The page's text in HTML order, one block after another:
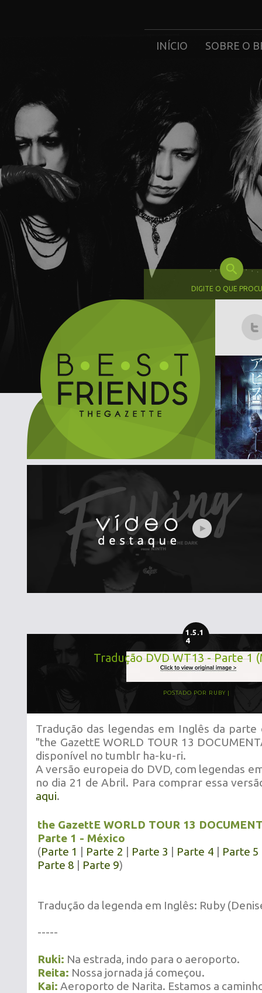
INÍCIO SOBRE O
DIGITE O QUE
1.5.1
4
Tradução DVD WT13 - Parte 1
POSTADO POR RUBY
Tradução das legendas em Inglês da parte
"the GazettE WORLD TOUR 13
disponível no tumblr ha-ku-ri.
A versão europeia do DVD, com legendas
no dia 21 de Abril. Para comprar essa
aqui.
the GazettE WORLD TOUR 13
Parte 1 - México
(Parte 1 Parte 2 Parte 3 Parte 4 Parte 5
Parte 8
Parte 9)
Tradução da legenda em Inglês: Ruby
-----
Ruki: Na estrada, indo para o aeroporto.
Reita: Nossa jornada já começou.
Kai: Aeroporto de Narita. Estamos a